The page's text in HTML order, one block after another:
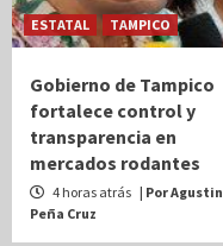
ESTATAL TAMPICO
Gobierno de Tampico
fortalece control y
transparencia en
mercados rodantes
4 horas atrás | Por Agustin
Peña Cruz